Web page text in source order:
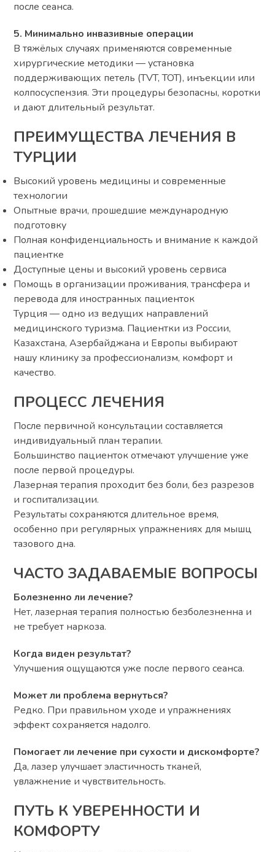
после сеанса.
5. Минимально инвазивные операции
В тяжёлых случаях применяются современные
хирургические методики — установка
поддерживающих петель (TVT, TOT), инъекции или
колпосуспензия. Эти процедуры безопасны, коротки
и дают длительный результат.
ПРЕИМУЩЕСТВА ЛЕЧЕНИЯ В
ТУРЦИИ
Высокий уровень медицины и современные
технологии
Опытные врачи, прошедшие международную
подготовку
Полная конфиденциальность и внимание к каждой
пациентке
Доступные цены и высокий уровень сервиса
Помощь в организации проживания, трансфера и
перевода для иностранных пациенток
Турция — одно из ведущих направлений
медицинского туризма. Пациентки из России,
Казахстана, Азербайджана и Европы выбирают
нашу клинику за профессионализм, комфорт и
качество.
ПРОЦЕСС ЛЕЧЕНИЯ
После первичной консультации составляется
индивидуальный план терапии.
Большинство пациенток отмечают улучшение уже
после первой процедуры.
Лазерная терапия проходит без боли, без разрезов
и госпитализации.
Результаты сохраняются длительное время,
особенно при регулярных упражнениях для мышц
тазового дна.
ЧАСТО ЗАДАВАЕМЫЕ ВОПРОСЫ
Болезненно ли лечение?
Нет, лазерная терапия полностью безболезненна и
не требует наркоза.
Когда виден результат?
Улучшения ощущаются уже после первого сеанса.
Может ли проблема вернуться?
Редко. При правильном уходе и упражнениях
эффект сохраняется надолго.
Помогает ли лечение при сухости и дискомфорте?
Да, лазер улучшает эластичность тканей,
увлажнение и чувствительность.
ПУТЬ К УВЕРЕННОСТИ И
КОМФОРТУ